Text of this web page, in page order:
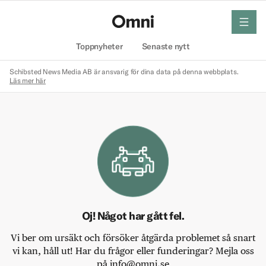
Toppnyheter Senaste nytt
meny
Schibsted News Media AB är ansvarig för dina data på denna webbplats.
Läs mer här
Oj! Något har gått fel.
Vi ber om ursäkt och försöker åtgärda problemet så snart
vi kan, håll ut! Har du frågor eller funderingar? Mejla oss